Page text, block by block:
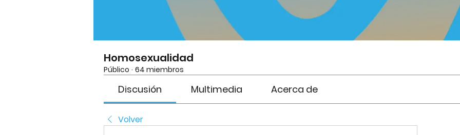
Homosexualidad
Público · 64 miembros
Discusión Multimedia Acerca de
Volver